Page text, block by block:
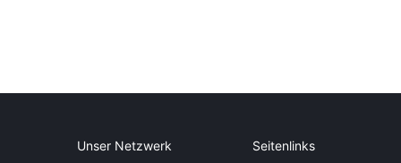
Unser Netzwerk Seitenlinks